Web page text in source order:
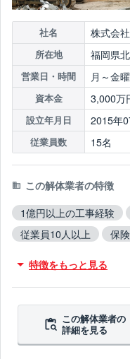
社名 株式会
所在地 福岡県
営業日・時間 月～金
資本金 3,000万
設立年月日 2015年
従業員数 15名
この解体業者の特徴
1億円以上の工事経験
従業員10人以上
保
特徴をもっと見る
この解体業者の
詳細を見る